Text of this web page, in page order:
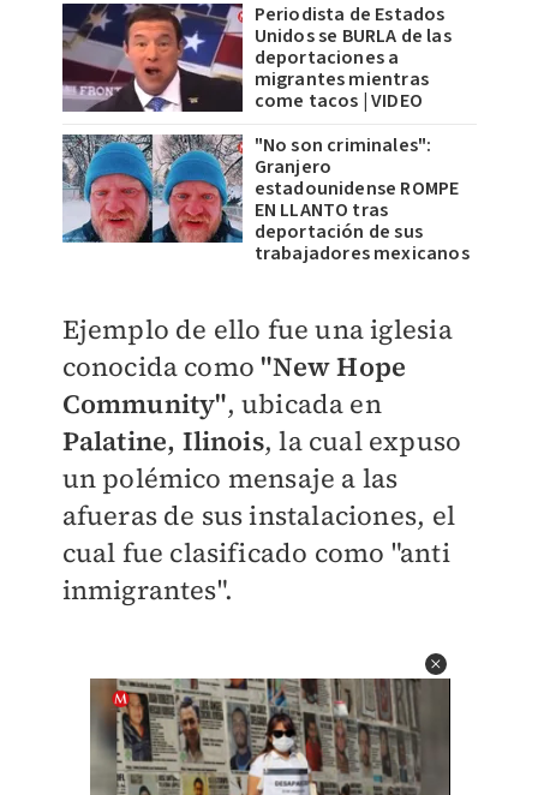
Periodista de Estados
Unidos se BURLA de las
deportaciones a
migrantes mientras
come tacos | VIDEO
"No son criminales":
Granjero
estadounidense ROMPE
EN LLANTO tras
deportación de sus
trabajadores mexicanos
Ejemplo de ello fue una iglesia
conocida como "New Hope
Community", ubicada en
Palatine, Ilinois, la cual expuso
un polémico mensaje a las
afueras de sus instalaciones, el
cual fue clasificado como "anti
inmigrantes".